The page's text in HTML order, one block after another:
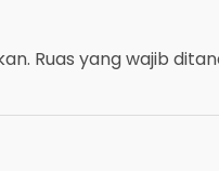
Ruas yang wajib